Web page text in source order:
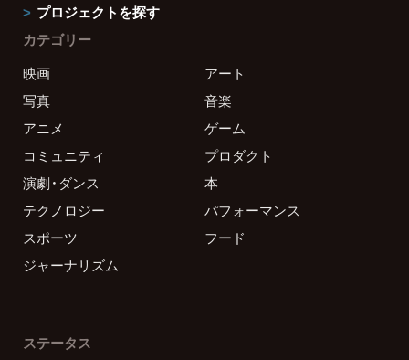
プロジェクトを探す
カテゴリー
映画
アート
写真
音楽
アニメ
ゲーム
コミュニティ
プロダクト
演劇・ダンス
本
テクノロジー
パフォーマンス
スポーツ
フード
ジャーナリズム
ステータス